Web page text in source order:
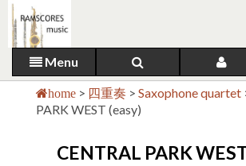
Menu
home > 四重奏 > Saxophone quartet
PARK WEST (easy)
CENTRAL PARK